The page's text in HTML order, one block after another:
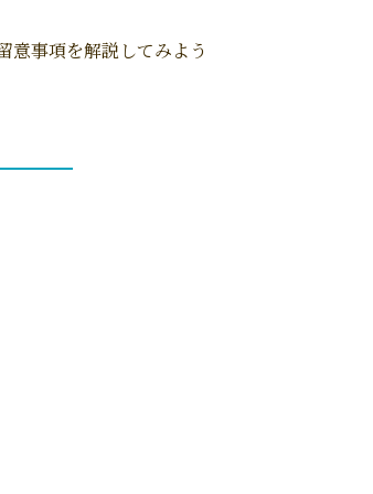
意事項を解説してみよう